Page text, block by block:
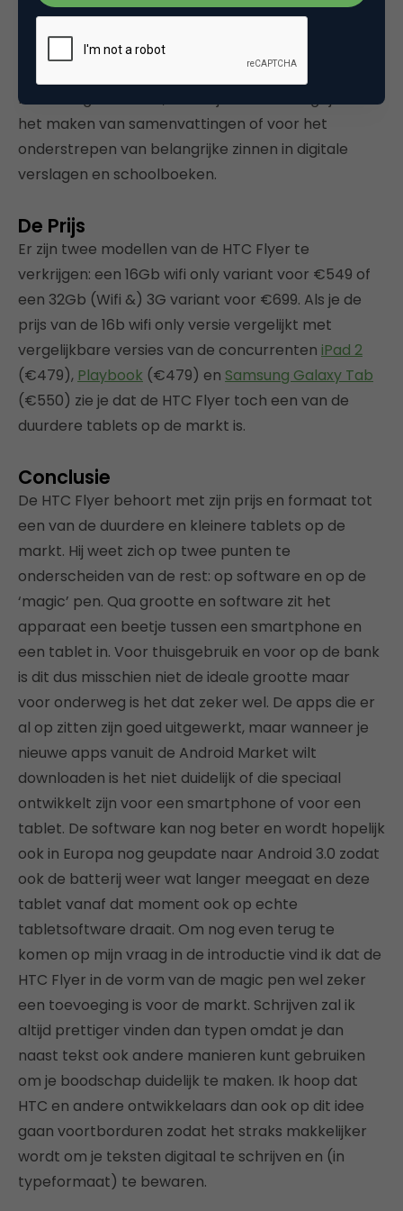
de bladzijde op dit scherm verticaal beter tot zijn
recht komt. De pen kun je ook in deze app weer
gebruiken. Met de pen kun je gemakkelijk notities of
markeringen maken, wat mij vooral handig lijkt voor
het maken van samenvattingen of voor het
onderstrepen van belangrijke zinnen in digitale
verslagen en schoolboeken.
De Prijs
Er zijn twee modellen van de HTC Flyer te
verkrijgen: een 16Gb wifi only variant voor €549 of
een 32Gb (Wifi &) 3G variant voor €699. Als je de
prijs van de 16b wifi only versie vergelijkt met
vergelijkbare versies van de concurrenten iPad 2
(€479), Playbook (€479) en Samsung Galaxy Tab
(€550) zie je dat de HTC Flyer toch een van de
duurdere tablets op de markt is.
Conclusie
De HTC Flyer behoort met zijn prijs en formaat tot
een van de duurdere en kleinere tablets op de
markt. Hij weet zich op twee punten te
onderscheiden van de rest: op software en op de
‘magic’ pen. Qua grootte en software zit het
apparaat een beetje tussen een smartphone en
een tablet in. Voor thuisgebruik en voor op de bank
is dit dus misschien niet de ideale grootte maar
voor onderweg is het dat zeker wel. De apps die er
al op zitten zijn goed uitgewerkt, maar wanneer je
nieuwe apps vanuit de Android Market wilt
downloaden is het niet duidelijk of die speciaal
ontwikkelt zijn voor een smartphone of voor een
tablet. De software kan nog beter en wordt hopelijk
ook in Europa nog geupdate naar Android 3.0 zodat
ook de batterij weer wat langer meegaat en deze
tablet vanaf dat moment ook op echte
tabletsoftware draait. Om nog even terug te
komen op mijn vraag in de introductie vind ik dat de
HTC Flyer in de vorm van de magic pen wel zeker
een toevoeging is voor de markt. Schrijven zal ik
altijd prettiger vinden dan typen omdat je dan
naast tekst ook andere manieren kunt gebruiken
om je boodschap duidelijk te maken. Ik hoop dat
HTC en andere ontwikkelaars dan ook op dit idee
gaan voortborduren zodat het straks makkelijker
wordt om je teksten digitaal te schrijven en (in
typeformaat) te bewaren.